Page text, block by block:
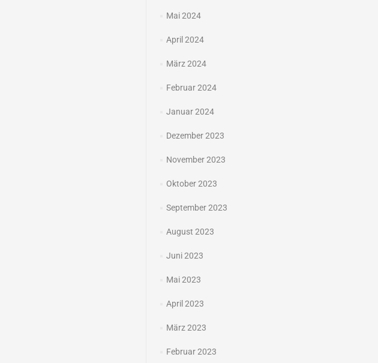
Mai 2024
April 2024
März 2024
Februar 2024
Januar 2024
Dezember 2023
November 2023
Oktober 2023
September 2023
August 2023
Juni 2023
Mai 2023
April 2023
März 2023
Februar 2023